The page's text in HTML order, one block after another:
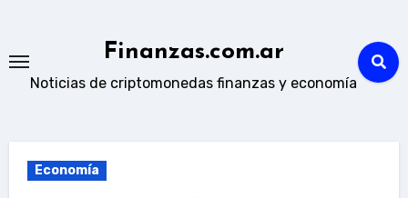
content
Finanzas.com.ar
Noticias de criptomonedas finanzas y economía
Economía